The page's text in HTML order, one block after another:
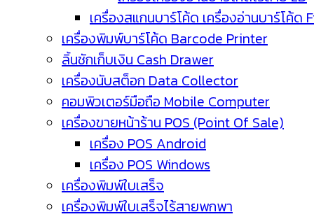
เครื่องสแกนบาร์โค้ด เครื่องอ่านบาร์โค้ด
เครื่องพิมพ์บาร์โค้ด Barcode Printer
ลิ้นชักเก็บเงิน Cash Drawer
เครื่องนับสต็อก Data Collector
คอมพิวเตอร์มือถือ Mobile Computer
เครื่องขายหน้าร้าน POS (Point Of Sale)
เครื่อง POS Android
เครื่อง POS Windows
เครื่องพิมพ์ใบเสร็จ
เครื่องพิมพ์ใบเสร็จไร้สายพกพา